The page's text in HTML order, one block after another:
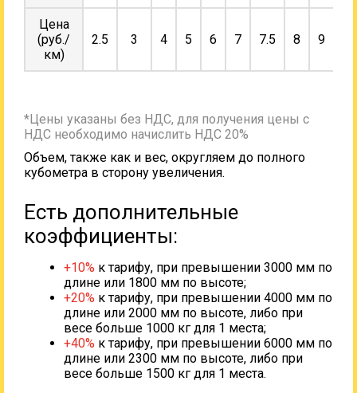
Цена
(руб./
км)
2.5 3 4 5 6 7 7.5 8 9
*Цены указаны без НДС, для получения цены с
НДС необходимо начислить НДС 20%
Объем, также как и вес, округляем до полного
кубометра в сторону увеличения.
Есть дополнительные
коэффициенты:
+10% к тарифу, при превышении 3000 мм по
длине или 1800 мм по высоте;
+20% к тарифу, при превышении 4000 мм по
длине или 2000 мм по высоте, либо при
весе больше 1000 кг для 1 места;
+40% к тарифу, при превышении 6000 мм по
длине или 2300 мм по высоте, либо при
весе больше 1500 кг для 1 места.